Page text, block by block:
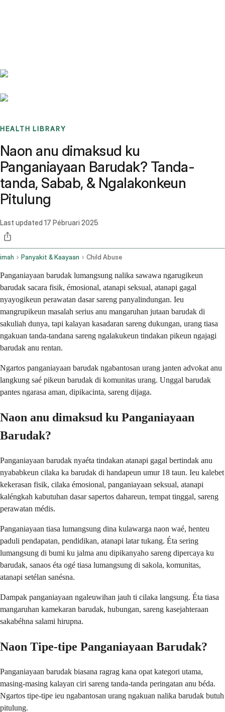
HEALTH LIBRARY
Naon anu dimaksud ku
Panganiayaan Barudak? Tanda-
tanda, Sabab, & Ngalakonkeun
Pitulung
Last updated 17 Pébruari 2025
imah Panyakit & Kaayaan Child Abuse
Panganiayaan barudak lumangsung nalika sawawa ngarugikeun
barudak sacara fisik, émosional, atanapi seksual, atanapi gagal
nyayogikeun perawatan dasar sareng panyalindungan. Ieu
mangrupikeun masalah serius anu mangaruhan jutaan barudak di
sakuliah dunya, tapi kalayan kasadaran sareng dukungan, urang tiasa
ngakuan tanda-tandana sareng ngalakukeun tindakan pikeun ngajagi
barudak anu rentan.
Ngartos panganiayaan barudak ngabantosan urang janten advokat anu
langkung saé pikeun barudak di komunitas urang. Unggal barudak
pantes ngarasa aman, dipikacinta, sareng dijaga.
Naon anu dimaksud ku Panganiayaan
Barudak?
Panganiayaan barudak nyaéta tindakan atanapi gagal bertindak anu
nyababkeun cilaka ka barudak di handapeun umur 18 taun. Ieu kalebet
kekerasan fisik, cilaka émosional, panganiayaan seksual, atanapi
kaléngkah kabutuhan dasar sapertos dahareun, tempat tinggal, sareng
perawatan médis.
Panganiayaan tiasa lumangsung dina kulawarga naon waé, henteu
paduli pendapatan, pendidikan, atanapi latar tukang. Éta sering
lumangsung di bumi ku jalma anu dipikanyaho sareng dipercaya ku
barudak, sanaos éta ogé tiasa lumangsung di sakola, komunitas,
atanapi setélan sanésna.
Dampak panganiayaan ngaleuwihan jauh ti cilaka langsung. Éta tiasa
mangaruhan kamekaran barudak, hubungan, sareng kasejahteraan
sakabéhna salami hirupna.
Naon Tipe-tipe Panganiayaan Barudak?
Panganiayaan barudak biasana ragrag kana opat kategori utama,
masing-masing kalayan ciri sareng tanda-tanda peringatan anu béda.
Ngartos tipe-tipe ieu ngabantosan urang ngakuan nalika barudak butuh
pitulung.